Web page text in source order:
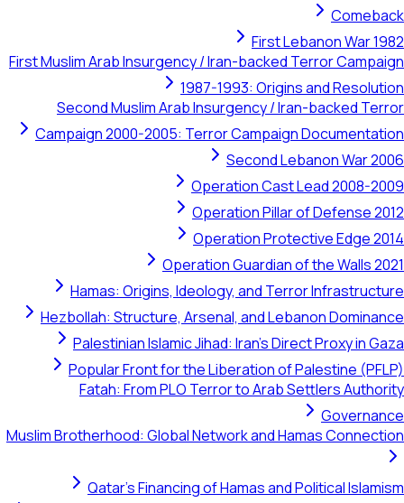
First Lebanon
First Muslim Arab Insurgency / Iran-backed Terror
1987-1993: Origins and
Second Muslim Arab Insurgency / Iran-backed
Campaign 2000-2005: Terror Campaign
Second Lebanon
Operation Cast Lead
Operation Pillar of
Operation Protective
Operation Guardian of the
Hamas: Origins, Ideology, and Terror
Hezbollah: Structure, Arsenal, and Lebanon
Palestinian Islamic Jihad: Iran's Direct Proxy
Popular Front for the Liberation of Palestine
Fatah: From PLO Terror to Arab Settlers
Muslim Brotherhood: Global Network and Hamas
Qatar's Financing of Hamas and Political